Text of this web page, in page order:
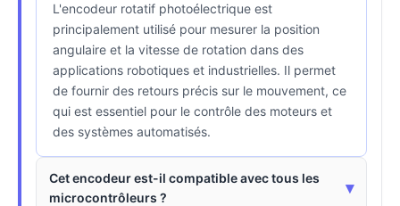
L'encodeur rotatif photoélectrique est
principalement utilisé pour mesurer la position
angulaire et la vitesse de rotation dans des
applications robotiques et industrielles. Il permet
de fournir des retours précis sur le mouvement, ce
qui est essentiel pour le contrôle des moteurs et
des systèmes automatisés.
Cet encodeur est-il compatible avec tous les
microcontrôleurs ?
▾